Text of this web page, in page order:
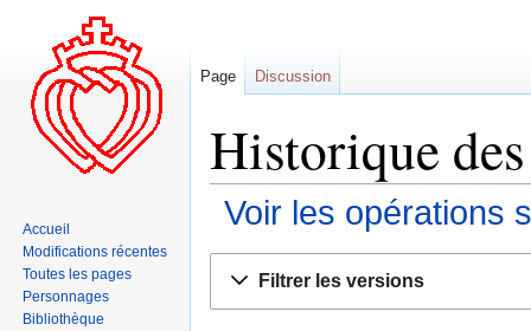
Historique
Voir les opérations
Filtrer les versions
Page Discussion
Accueil
Modifications récentes
Toutes les pages
Personnages
Bibliothèque